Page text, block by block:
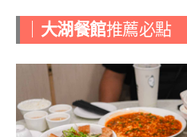
大湖餐館推薦必點